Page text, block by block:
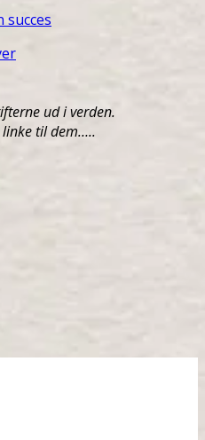
succes
ud i verden.
linke til dem…..